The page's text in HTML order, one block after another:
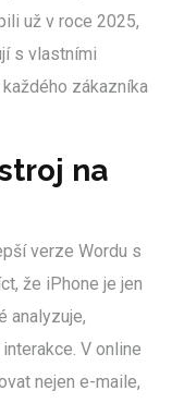
už v roce 2025,
s vlastními
zákazníka
na
verze Wordu s
že iPhone je jen
analyzuje,
V online
nejen e-maile,